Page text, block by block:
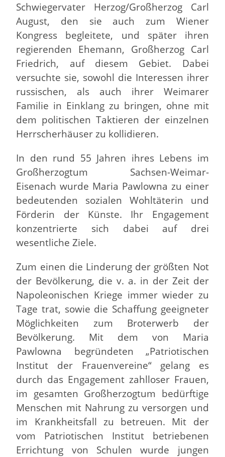
Schwiegervater Herzog/Großherzog Carl
August, den sie auch zum Wiener
Kongress begleitete, und später ihren
regierenden Ehemann, Großherzog Carl
Friedrich, auf diesem Gebiet. Dabei
versuchte sie, sowohl die Interessen ihrer
russischen, als auch ihrer Weimarer
Familie in Einklang zu bringen, ohne mit
dem politischen Taktieren der einzelnen
Herrscherhäuser zu kollidieren.
In den rund 55 Jahren ihres Lebens im
Großherzogtum Sachsen-Weimar-
Eisenach wurde Maria Pawlowna zu einer
bedeutenden sozialen Wohltäterin und
Förderin der Künste. Ihr Engagement
konzentrierte sich dabei auf drei
wesentliche Ziele.
Zum einen die Linderung der größten Not
der Bevölkerung, die v. a. in der Zeit der
Napoleonischen Kriege immer wieder zu
Tage trat, sowie die Schaffung geeigneter
Möglichkeiten zum Broterwerb der
Bevölkerung. Mit dem von Maria
Pawlowna begründeten „Patriotischen
Institut der Frauenvereine“ gelang es
durch das Engagement zahlloser Frauen,
im gesamten Großherzogtum bedürftige
Menschen mit Nahrung zu versorgen und
im Krankheitsfall zu betreuen. Mit der
vom Patriotischen Institut betriebenen
Errichtung von Schulen wurde jungen